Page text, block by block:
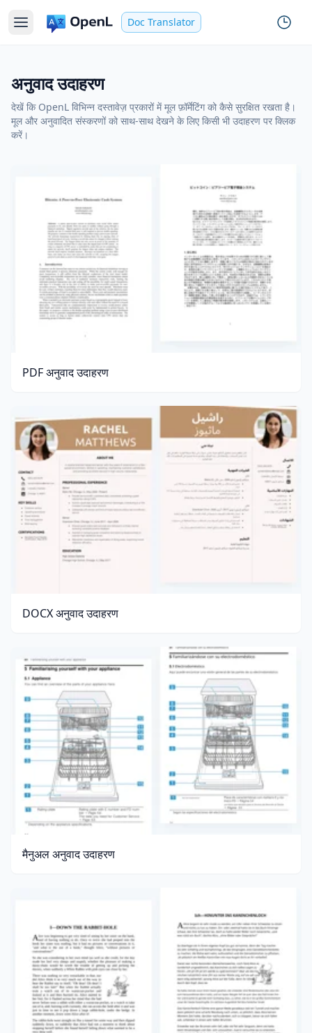
Doc Translator
अनुवाद उदाहरण
देखें कि OpenL विभिन्न दस्तावेज़ प्रकारों में मूल फ़ॉर्मेटिंग को कैसे सुरक्षित रखता है।
मूल और अनुवादित संस्करणों को साथ-साथ देखने के लिए किसी भी उदाहरण पर क्लिक
करें।
PDF अनुवाद उदाहरण
DOCX अनुवाद उदाहरण
मैनुअल अनुवाद उदाहरण